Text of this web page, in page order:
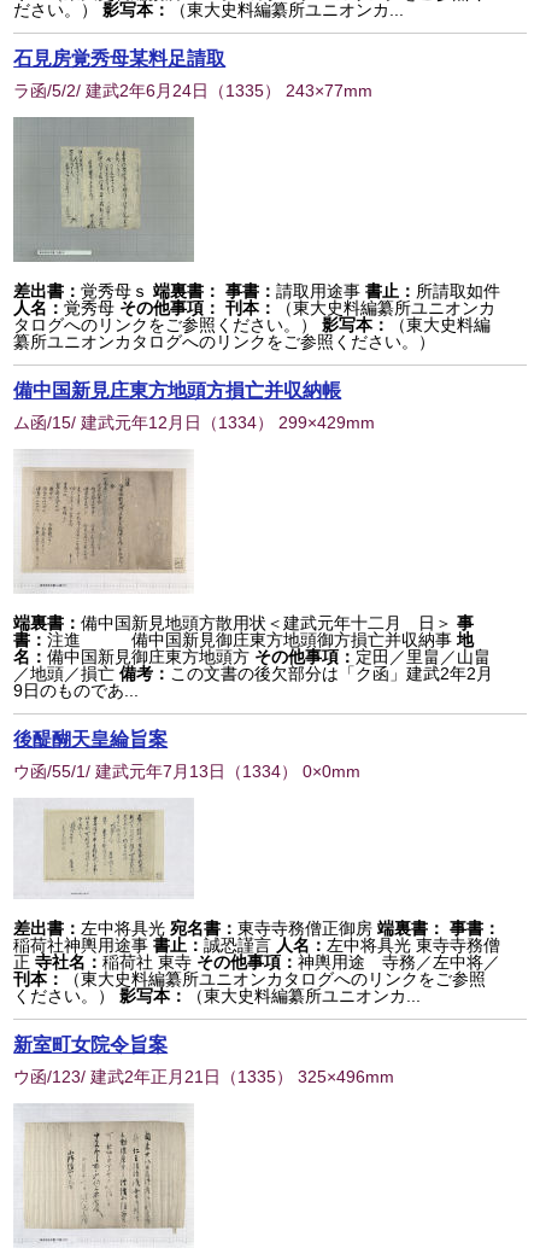
ださい。）
影写本： （東大史料編纂所ユニオンカ...
石見房覚秀母某料足請取
ラ函/5/2/ 建武2年6月24日 （1335） 243×77mm
差出書：覚秀母ｓ 端裏書： 事書：請取用途事 書止： 所請取如件
人名：覚秀母 その他事項： 刊本：
（東大史料編纂所ユニオンカ
タログへのリンクをご参照ください。）
影写本：
（東大史料編
纂所ユニオンカタログへのリンクをご参照ください。）
備中国新見庄東方地頭方損亡并収納帳
ム函/15/ 建武元年12月日 （1334） 299×429mm
端裏書：備中国新見地頭方散用状＜建武元年十二月 日＞ 事
書：注進 備中国新見御庄東方地頭御方損亡并収納事地
名：備中国新見御庄東方地頭方 その他事項： 定田／里畠／山畠
／地頭／損亡 備考： この文書の後欠部分は「ク函」建武2年2月
9日のものであ...
後醍醐天皇綸旨案
ウ函/55/1/ 建武元年7月13日 （1334） 0×0mm
差出書： 左中将具光 宛名書：東寺寺務僧正御房 端裏書： 事書：
稲荷社神輿用途事 書止：誠恐謹言 人名： 左中将具光 東寺寺務僧
正 寺社名：稲荷社 東寺 その他事項：神輿用途 寺務／左中将／
刊本：
（東大史料編纂所ユニオンカタログへのリンクをご参照
ください。）
影写本： （東大史料編纂所ユニオンカ...
新室町女院令旨案
ウ函/123/ 建武2年正月21日 （1335） 325×496mm